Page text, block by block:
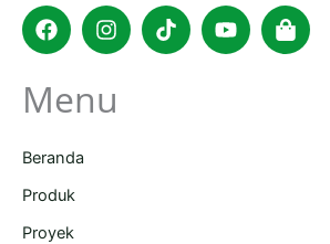
FacebookInstagram
TiktokYoutube
bag
Menu
Beranda
Produk
Proyek